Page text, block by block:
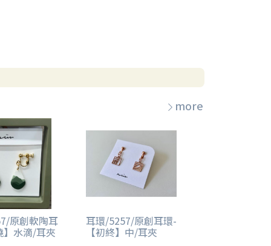
more
原創軟陶耳
】水滴/耳夾
耳環/5257/原創耳環-
【初終】中/耳夾